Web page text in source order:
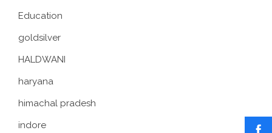
Education
goldsilver
HALDWANI
haryana
himachal pradesh
indore